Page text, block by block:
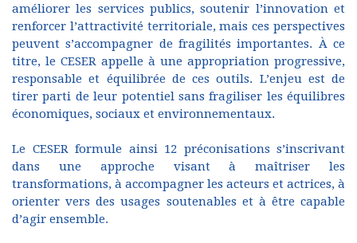
améliorer les services publics, soutenir l’innovation et
renforcer l’attractivité territoriale, mais ces perspectives
peuvent s’accompagner de fragilités importantes. À ce
titre, le CESER appelle à une appropriation progressive,
responsable et équilibrée de ces outils. L’enjeu est de
tirer parti de leur potentiel sans fragiliser les équilibres
économiques, sociaux et environnementaux.
Le CESER formule ainsi 12 préconisations s’inscrivant
dans une approche visant à maîtriser les
transformations, à accompagner les acteurs et actrices, à
orienter vers des usages soutenables et à être capable
d’agir ensemble.